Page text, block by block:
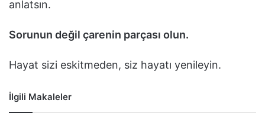
anlatsın.
Sorunun değil çarenin parçası olun.
Hayat sizi eskitmeden, siz hayatı yenileyin.
İlgili Makaleler